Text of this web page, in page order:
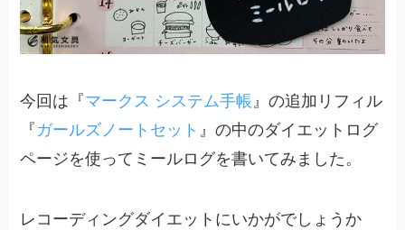
今回は『マークス システム手帳 』の追加リフィル
『 ガールズノートセット 』の中のダイエットログ
ページを使ってミールログを書いてみました。
レコーディングダイエットにいかがでしょうか